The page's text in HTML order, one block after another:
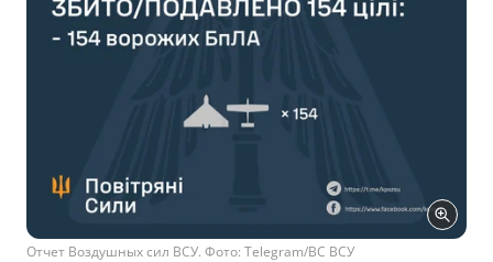
Отчет Воздушных сил ВСУ. Фото: Telegram/ВС ВСУ